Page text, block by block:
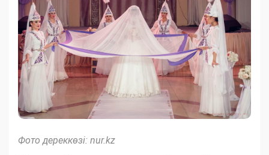
Фото дереккөзі: nur.kz